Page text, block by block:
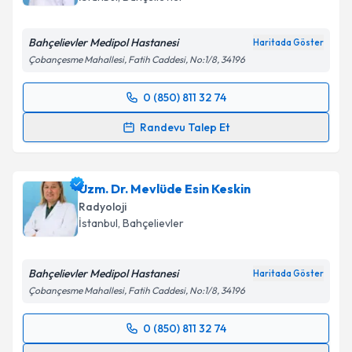
Kişisel verilerimin işlenmesine ilişkin
kapsamda işlenmesini kabul ediyorum.
Takvim Talebini Gönder
Bahçelievler Medipol Hastanesi Haritada Göster
Çobançesme Mahallesi, Fatih Caddesi, No:1/8, 34196
0 (850) 811 32 74
Randevu Talep Et
Randevu Takvimi Talebi
takvim hazırlandığında e-posta ile bilgilendireceğiz.
E-posta Adresiniz
Kişisel verilerimin işlenmesine ilişkin
Metni'ni okudum ve kişisel verilerimin belirtilen
kapsamda işlenmesini kabul ediyorum.
Uzm. Dr. Mevlüde Esin Keskin
Radyoloji
İstanbul, Bahçelievler
Bahçelievler Medipol Hastanesi Haritada Göster
Çobançesme Mahallesi, Fatih Caddesi, No:1/8, 34196
0 (850) 811 32 74
Randevu Takvimi Talebi